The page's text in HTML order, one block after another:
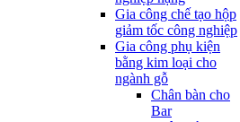
Gia công chế tạo hộp
giảm tốc công nghiệp
Gia công phụ kiện
bằng kim loại cho
ngành gỗ
Chân bàn cho
Bar